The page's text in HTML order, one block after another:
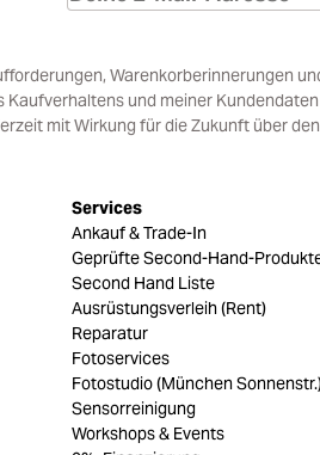
Warenkorberinnerungen
und meiner
mit Wirkung für die Zukunft über
Services
Ankauf & Trade-In
Geprüfte Second-Hand-
Second Hand Liste
Ausrüstungsverleih (Rent)
Reparatur
Fotoservices
Fotostudio (München
Sensorreinigung
Workshops & Events